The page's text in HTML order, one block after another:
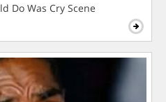
Do Was Cry Scene